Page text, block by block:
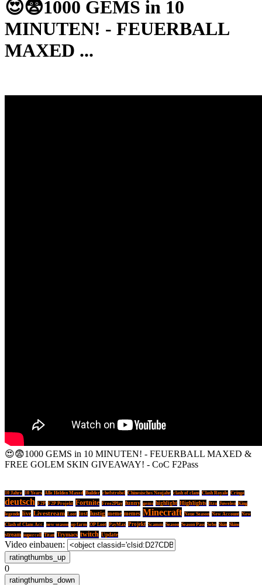
😍😨1000 GEMS in 10
MINUTEN! - FEUERBALL
MAXED ...
😍😨1000 GEMS in 10 MINUTEN! - FEUERBALL MAXED &
FREE GOLEM SKIN GIVEAWAY! - CoC F2Pass
10 Jahre 10 Years Alle Helden Maxed Builder chefstrobel Chinesisches Neujahr clash of clans Clash Royale Cringe
deutsch F2P F2P Projekt Fortnite Free2Play funny gems highlight Highlights Itzu Juwelen King
legende live Livestream Loot lost lustig meme memes Minecraft Neue Season New Account New
Clash of Clans Acc.
new season op farm OP Loot PayMax Projekt Scamm Season Season Pass Sebo Skin Skins
stream supercell Titan Trymacs twitch Update
Video einbauen:
0